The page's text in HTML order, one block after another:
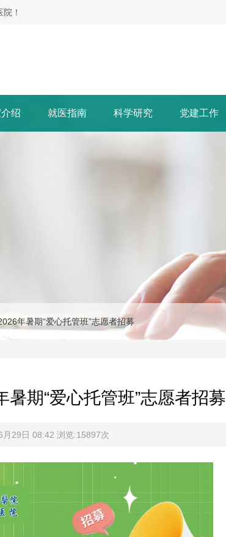
！
绍 就医指南 科学研究 党建工作
年暑期“爱心托管班”志愿者招募
期“爱心托管班”志愿者招募
月29日 08:42 浏览:15897次